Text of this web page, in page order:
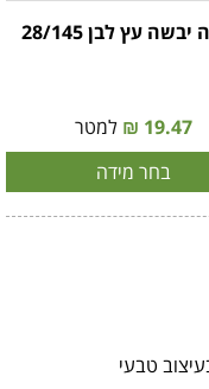
עץ לבן 28/145
19.47 ₪
למטר
בחר מידה
טבעי